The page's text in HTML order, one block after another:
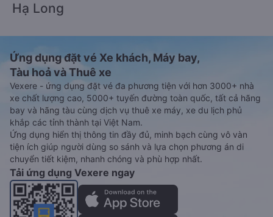
Hạ Long
Ứng dụng đặt vé Xe khách, Máy bay,
Tàu hoả và Thuê xe
Vexere - ứng dụng đặt vé đa phương tiện với hơn 3000+ nhà
xe chất lượng cao, 5000+ tuyến đường toàn quốc, tất cả hãng
bay và hãng tàu cùng dịch vụ thuê xe máy, xe du lịch phủ
khắp các tỉnh thành tại Việt Nam.
Ứng dụng hiển thị thông tin đầy đủ, minh bạch cùng vô vàn
tiện ích giúp người dùng so sánh và lựa chọn phương án di
chuyển tiết kiệm, nhanh chóng và phù hợp nhất.
Tải ứng dụng Vexere ngay